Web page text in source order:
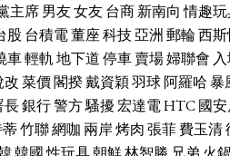
主席男友女友台商新南向 情趣
股 台積電董座科技亞洲 郵輪西
車輕軌地下道停車賣場婦聯會
改菜價閣揆戴資穎羽球阿羅哈暴
長銀行警方騷擾宏達電HTC國
竹聯網咖 兩岸烤肉張菲費玉清